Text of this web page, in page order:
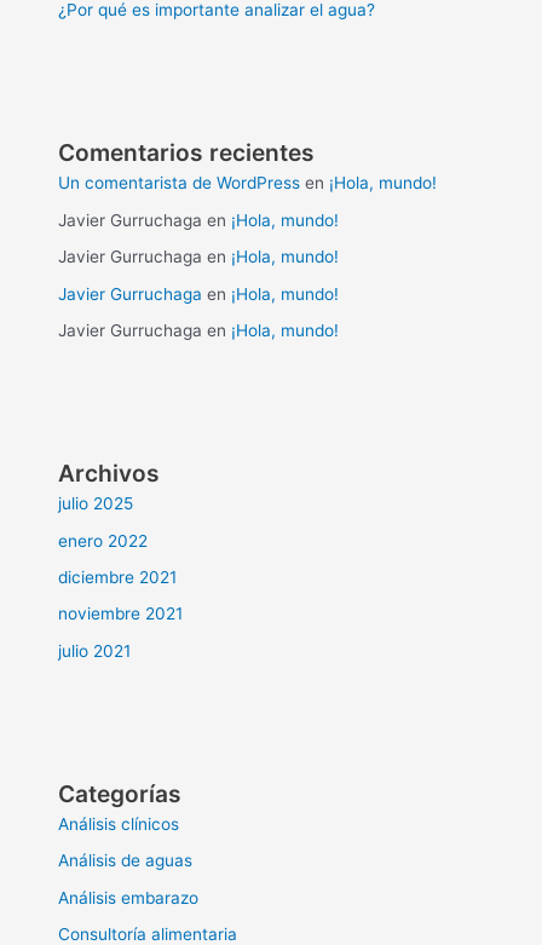
¿Por qué es importante analizar el agua?
Comentarios recientes
Un comentarista de WordPress en ¡Hola, mundo!
Javier Gurruchaga en ¡Hola, mundo!
Javier Gurruchaga en ¡Hola, mundo!
Javier Gurruchaga en ¡Hola, mundo!
Javier Gurruchaga en ¡Hola, mundo!
Archivos
julio 2025
enero 2022
diciembre 2021
noviembre 2021
julio 2021
Categorías
Análisis clínicos
Análisis de aguas
Análisis embarazo
Consultoría alimentaria